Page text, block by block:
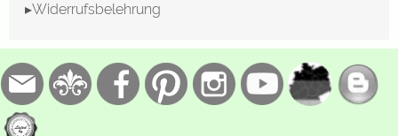
▸Widerrufsbelehrung